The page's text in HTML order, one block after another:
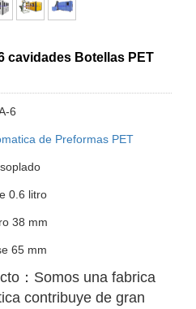
cavidades Botellas PET
6
de Preformas PET
0.6 litro
38 mm
65 mm
：Somos una fabrica
contribuye de gran